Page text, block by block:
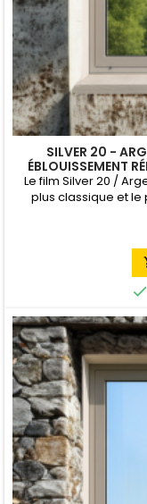
SILVER 20 -
ÉBLOUISSEMENT
Le film Silver 20 /
plus classique et le
efficace
principalement
d'établissements
Technique
